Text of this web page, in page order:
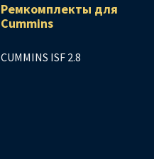
Ремкомплекты для
Сummins
CUMMINS ISF 2.8